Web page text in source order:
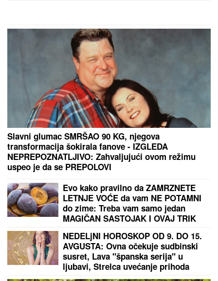
Roditelji su mu ugovorili brak sa drugom ženom, a
on oženio bivšu svog prijatelja: Ljubavna priča
slavnog para je jedna od najlepših, a malo ko zna
detalje
MARINA VISKOVIĆ U NIKAD
SMELIJEMIZDANjU: U kaubojkama i
sa prorezom na suknji pokazala
izvajane noge, ali i nešto što nije
htela (FOTO)